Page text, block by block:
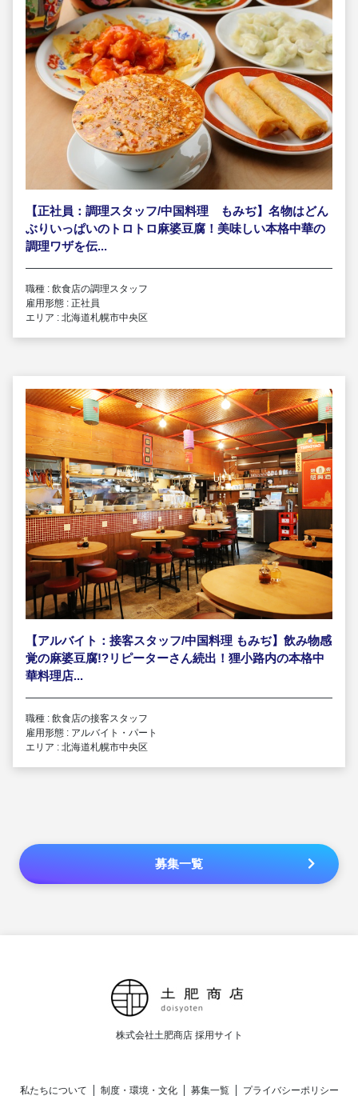
【正社員：調理スタッフ/中国料理 もみぢ】名物はどん
ぶりいっぱいのトロトロ麻婆豆腐！美味しい本格中華の
調理ワザを伝...
職種 : 飲食店の調理スタッフ
雇用形態 : 正社員
エリア : 北海道札幌市中央区
【アルバイト：接客スタッフ/中国料理 もみぢ】飲み物感
覚の麻婆豆腐!?リピーターさん続出！狸小路内の本格中
華料理店...
職種 : 飲食店の接客スタッフ
雇用形態 : アルバイト・パート
エリア : 北海道札幌市中央区
募集一覧
株式会社土肥商店 採用サイト
私たちについて 制度・環境・文化 募集一覧 プライバシーポリシー